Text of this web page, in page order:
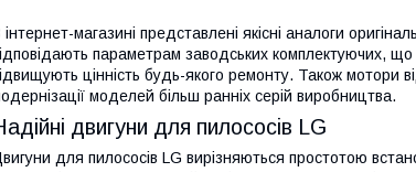
інтернет-магазині представлені якісні аналоги
параметрам заводських комплектуючих, що
цінність будь-якого ремонту. Також мотори
моделей більш ранніх серій виробництва.
двигуни для пилососів LG
для пилососів LG вирізняються простотою